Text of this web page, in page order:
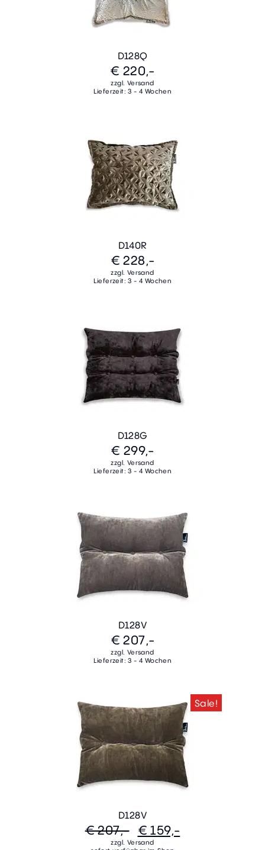
D128Q
€ 220,-
zzgl. Versand
Lieferzeit: 3 - 4 Wochen
D140R
€ 228,-
zzgl. Versand
Lieferzeit: 3 - 4 Wochen
D128G
€ 299,-
zzgl. Versand
Lieferzeit: 3 - 4 Wochen
D128V
€ 207,-
zzgl. Versand
Lieferzeit: 3 - 4 Wochen
Sale!
D128V
€ 207,- € 159,-
zzgl. Versand